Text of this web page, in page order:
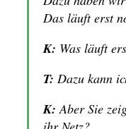
Das läuft erst
K: Was läuft
T: Dazu kann
K: Aber Sie